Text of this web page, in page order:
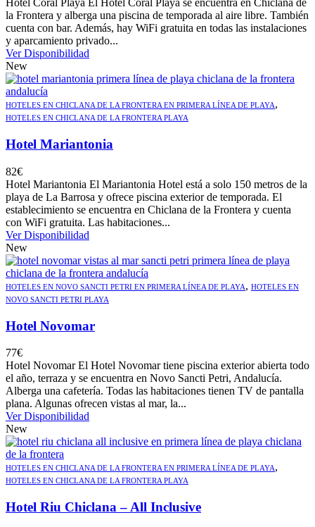
Hotel Coral Playa El Hotel Coral Playa se encuentra en Chiclana de
la Frontera y alberga una piscina de temporada al aire libre. También
cuenta con bar. Además, hay WiFi gratuita en todas las instalaciones
y aparcamiento privado...
Ver Disponibilidad
New
HOTELES EN CHICLANA DE LA FRONTERA EN PRIMERA LÍNEA DE PLAYA,
HOTELES EN CHICLANA DE LA FRONTERA PLAYA
Hotel Mariantonia
82€
Hotel Mariantonia El Mariantonia Hotel está a solo 150 metros de la
playa de La Barrosa y ofrece piscina exterior de temporada. El
establecimiento se encuentra en Chiclana de la Frontera y cuenta
con WiFi gratuita. Las habitaciones...
Ver Disponibilidad
New
HOTELES EN NOVO SANCTI PETRI EN PRIMERA LÍNEA DE PLAYA, HOTELES EN
NOVO SANCTI PETRI PLAYA
Hotel Novomar
77€
Hotel Novomar El Hotel Novomar tiene piscina exterior abierta todo
el año, terraza y se encuentra en Novo Sancti Petri, Andalucía.
Alberga una cafetería. Todas las habitaciones tienen TV de pantalla
plana. Algunas ofrecen vistas al mar, la...
Ver Disponibilidad
New
HOTELES EN CHICLANA DE LA FRONTERA EN PRIMERA LÍNEA DE PLAYA,
HOTELES EN CHICLANA DE LA FRONTERA PLAYA
Hotel Riu Chiclana – All Inclusive